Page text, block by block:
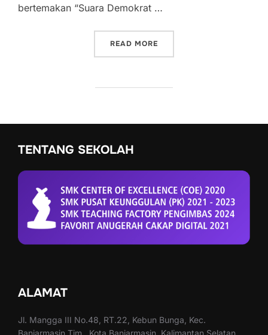
bertemakan “Suara Demokrat …
READ MORE
TENTANG SEKOLAH
ALAMAT
Jl. Mangga III No.48, RT.22, Kebun Bunga, Kec.